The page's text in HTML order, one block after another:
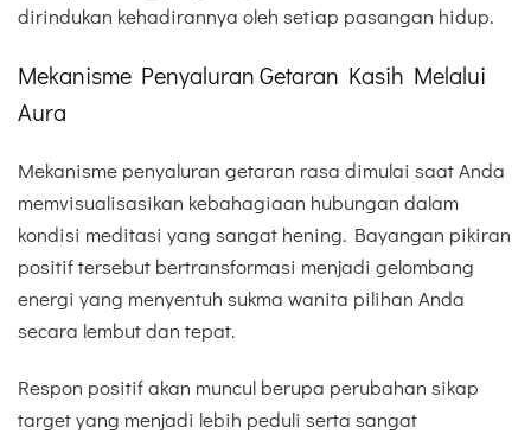
dirindukan kehadirannya oleh setiap pasangan hidup.
Mekanisme Penyaluran Getaran Kasih Melalui
Aura
Mekanisme penyaluran getaran rasa dimulai saat Anda
memvisualisasikan kebahagiaan hubungan dalam
kondisi meditasi yang sangat hening. Bayangan pikiran
positif tersebut bertransformasi menjadi gelombang
energi yang menyentuh sukma wanita pilihan Anda
secara lembut dan tepat.
Respon positif akan muncul berupa perubahan sikap
target yang menjadi lebih peduli serta sangat